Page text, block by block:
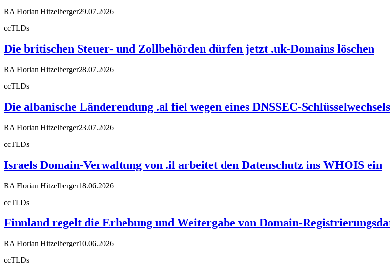
RA Florian Hitzelberger29.07.2026
ccTLDs
Die britischen Steuer- und Zollbehörden dürfen jetzt .uk-Domains löschen
RA Florian Hitzelberger28.07.2026
ccTLDs
Die albanische Länderendung .al fiel wegen eines DNSSEC-
RA Florian Hitzelberger23.07.2026
ccTLDs
Israels Domain-Verwaltung von .il arbeitet den Datenschutz ins WHOIS ein
RA Florian Hitzelberger18.06.2026
ccTLDs
Finnland regelt die Erhebung und Weitergabe von Domain-
RA Florian Hitzelberger10.06.2026
ccTLDs